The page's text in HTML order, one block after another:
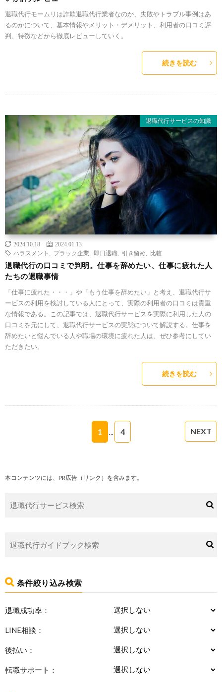
退職代行モームリは詐欺退職代行業者なのか、失敗やトラブル事例はあ
るのかについて、基本情報やメリット・デメリット、利用者の口コミ評
判、特徴などから徹底レビューしていく。
続きを読む
退職代行サービスの知識
2024.10.18
2024.01.13
ハラスメント
ブラック企業 即日退職 引き留め 比較
退職代行の口コミで判明。仕事を辞めたい、仕事に疲れた人
たちの退職事情
「仕事に疲れた・・・」や「もう仕事を辞めたい」と考え、退職代行サ
ービスの利用を検討している人にとって、実際の利用者の口コミは貴重
な情報である。この記事では、退職代行サービスを実際に利用した人の
口コミを元にして、退職代行サービスの実態について解説する。仕事を
辞めたいと悩んでいる人や職場の環境に疲れた人は、ぜひ参考にしてい
ただきたい。
続きを読む
1 … 4 NEXT
本コンテンツには、PR広告（リンク）を含みます。
条件絞り込み検索
退職成功率：
LINE相談：
後払い：
転職サポート：